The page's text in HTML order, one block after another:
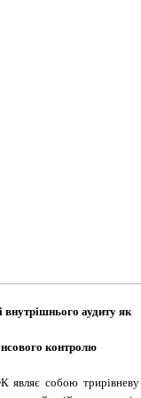
аудиту як
контролю
являє собою трирівневу